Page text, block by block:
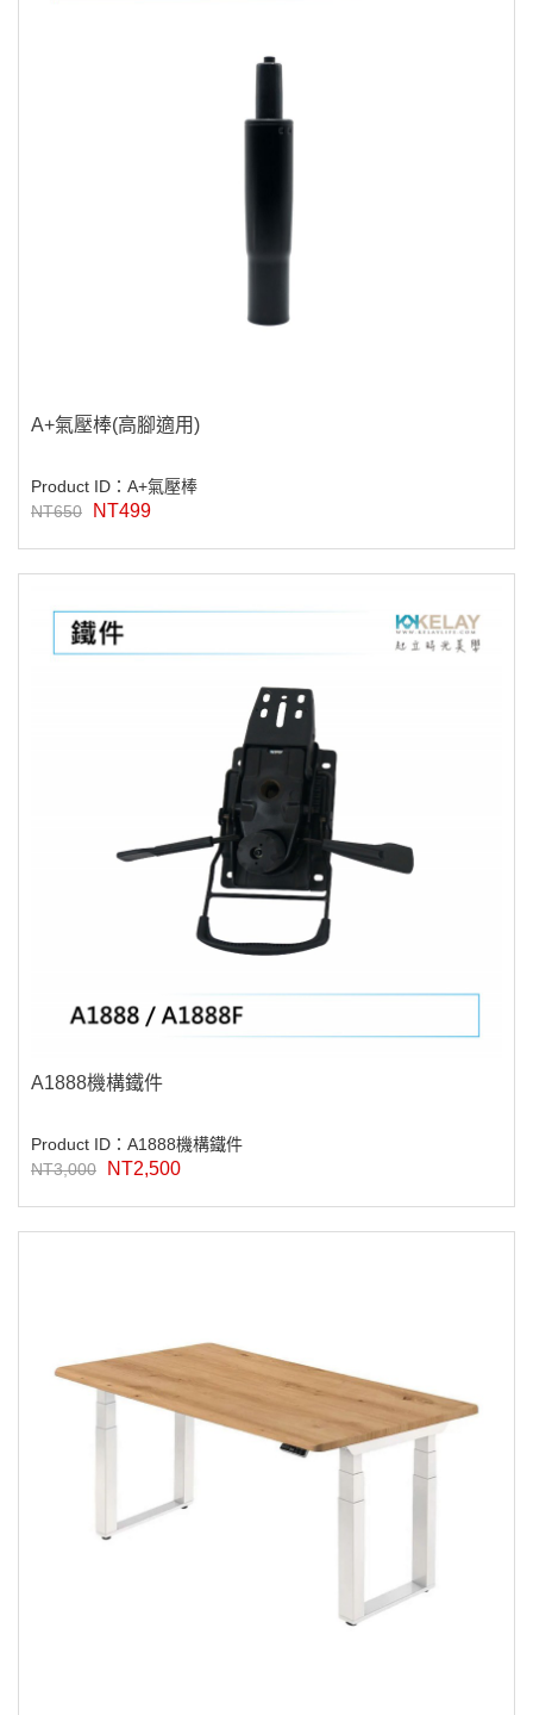
A+氣壓棒(高腳適用)
Product ID：A+氣壓棒
NT650
NT499
A1888機構鐵件
Product ID：A1888機構鐵件
NT3,000
NT2,500